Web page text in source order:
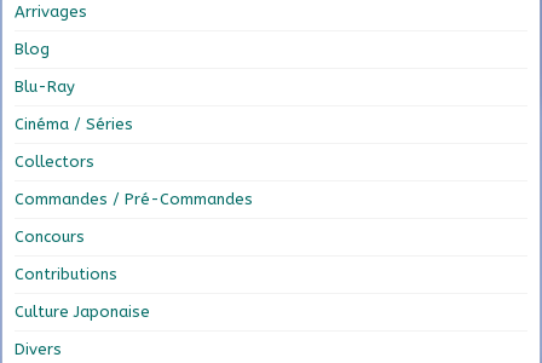
Arrivages
Blog
Blu-Ray
Cinéma / Séries
Collectors
Commandes / Pré-Commandes
Concours
Contributions
Culture Japonaise
Divers